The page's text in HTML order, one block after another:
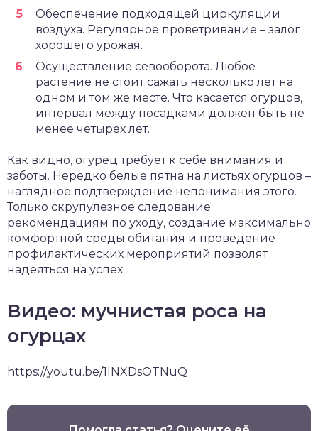
Обеспечение подходящей циркуляции
воздуха. Регулярное проветривание – залог
хорошего урожая.
Осуществление севооборота. Любое
растение не стоит сажать несколько лет на
одном и том же месте. Что касается огурцов,
интервал между посадками должен быть не
менее четырех лет.
Как видно, огурец требует к себе внимания и
заботы. Нередко белые пятна на листьях огурцов –
наглядное подтверждение непонимания этого.
Только скрупулезное следование
рекомендациям по уходу, создание максимально
комфортной среды обитания и проведение
профилактических мероприятий позволят
надеяться на успех.
Видео: мучнистая роса на
огурцах
https://youtu.be/1INXDsOTNuQ